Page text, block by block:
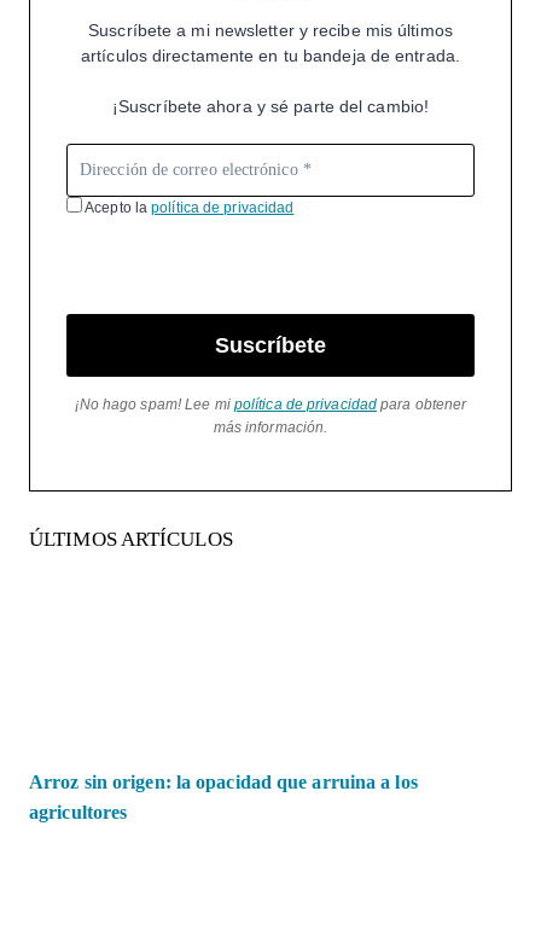
Suscríbete a mi newsletter y recibe mis últimos
artículos directamente en tu bandeja de entrada.
¡Suscríbete ahora y sé parte del cambio!
Acepto lapolítica de privacidad
Suscríbete
¡No hago spam! Lee mi política de privacidad para obtener
más información.
ÚLTIMOS ARTÍCULOS
Arroz sin origen: la opacidad que arruina a los
agricultores